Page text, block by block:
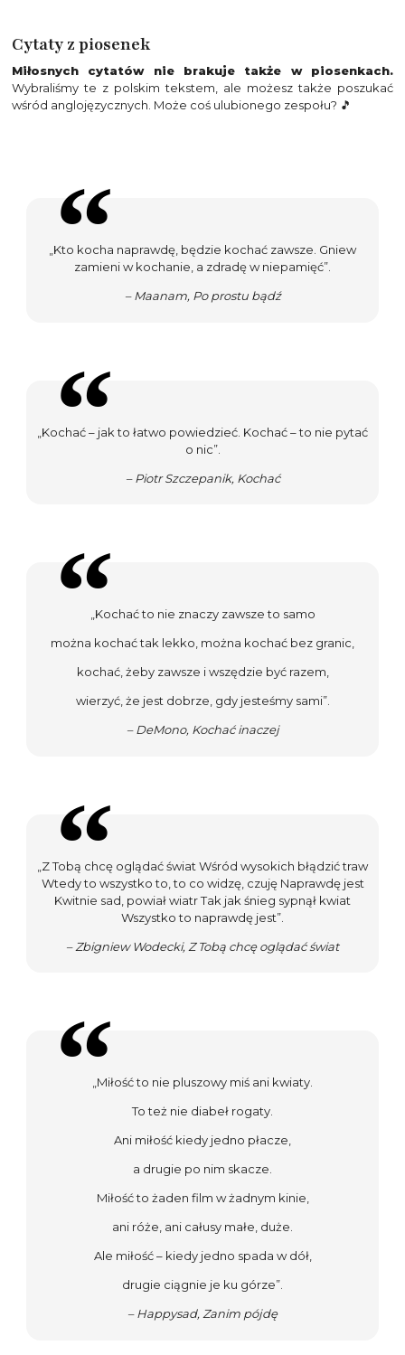
Cytaty z piosenek
Miłosnych cytatów nie brakuje także w piosenkach.
Wybraliśmy te z polskim tekstem, ale możesz także poszukać
wśród anglojęzycznych. Może coś ulubionego zespołu? 🎵
„Kto kocha naprawdę, będzie kochać zawsze. Gniew
zamieni w kochanie, a zdradę w niepamięć”.
– Maanam, Po prostu bądź
„Kochać – jak to łatwo powiedzieć. Kochać – to nie pytać
o nic”.
– Piotr Szczepanik, Kochać
„Kochać to nie znaczy zawsze to samo
można kochać tak lekko, można kochać bez granic,
kochać, żeby zawsze i wszędzie być razem,
wierzyć, że jest dobrze, gdy jesteśmy sami”.
– DeMono, Kochać inaczej
„Z Tobą chcę oglądać świat Wśród wysokich błądzić traw
Wtedy to wszystko to, to co widzę, czuję Naprawdę jest
Kwitnie sad, powiał wiatr Tak jak śnieg sypnął kwiat
Wszystko to naprawdę jest”.
– Zbigniew Wodecki, Z Tobą chcę oglądać świat
„Miłość to nie pluszowy miś ani kwiaty.
To też nie diabeł rogaty.
Ani miłość kiedy jedno płacze,
a drugie po nim skacze.
Miłość to żaden film w żadnym kinie,
ani róże, ani całusy małe, duże.
Ale miłość – kiedy jedno spada w dół,
drugie ciągnie je ku górze”.
– Happysad, Zanim pójdę